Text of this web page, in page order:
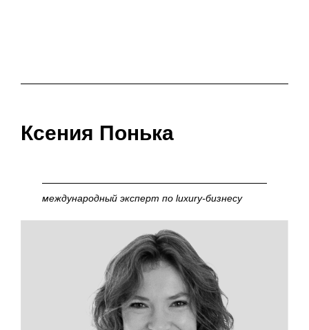
Ксения Понька
международный эксперт по luxury-бизнесу